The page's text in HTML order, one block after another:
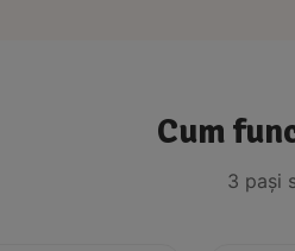
Cum
3 pași